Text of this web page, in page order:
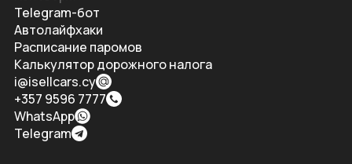
Telegram-бот
Автолайфхаки
Расписание паромов
Калькулятор дорожного налога
i@isellcars.cy
+357 9596 7777
WhatsApp
Telegram